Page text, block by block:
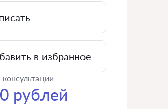
в избранное
рублей